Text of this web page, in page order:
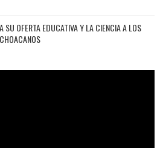
SU OFERTA EDUCATIVA Y LA CIENCIA A LOS